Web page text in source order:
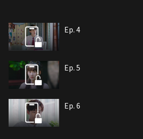
Ep. 4
Ep. 5
Ep. 6